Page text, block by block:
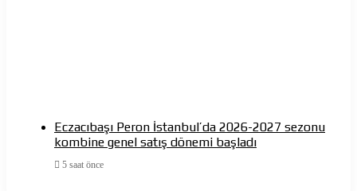
Eczacıbaşı Peron İstanbul’da 2026-2027 sezonu
kombine genel satış dönemi başladı
5 saat önce